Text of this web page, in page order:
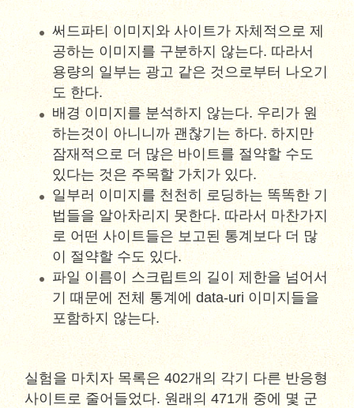
써드파티 이미지와 사이트가 자체적으로 제
공하는 이미지를 구분하지 않는다. 따라서
용량의 일부는 광고 같은 것으로부터 나오기
도 한다.
배경 이미지를 분석하지 않는다. 우리가 원
하는것이 아니니까 괜찮기는 하다. 하지만
잠재적으로 더 많은 바이트를 절약할 수도
있다는 것은 주목할 가치가 있다.
일부러 이미지를 천천히 로딩하는 똑똑한 기
법들을 알아차리지 못한다. 따라서 마찬가지
로 어떤 사이트들은 보고된 통계보다 더 많
이 절약할 수도 있다.
파일 이름이 스크립트의 길이 제한을 넘어서
기 때문에 전체 통계에 data-uri 이미지들을
포함하지 않는다.
실험을 마치자 목록은 402개의 각기 다른 반응형
사이트로 줄어들었다. 원래의 471개 중에 몇 군